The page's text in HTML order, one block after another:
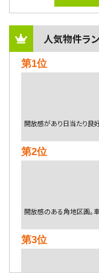
人気物件ラ
第1位
開放感があり日当たり
第2位
開放感のある角地区画。
第3位